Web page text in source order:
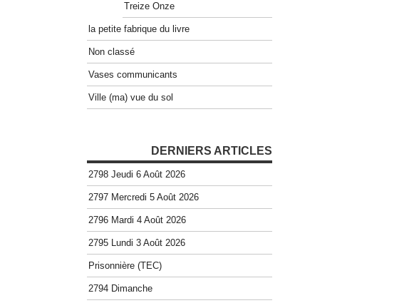
Treize Onze
la petite fabrique du livre
Non classé
Vases communicants
Ville (ma) vue du sol
DERNIERS ARTICLES
2798 Jeudi 6 Août 2026
2797 Mercredi 5 Août 2026
2796 Mardi 4 Août 2026
2795 Lundi 3 Août 2026
Prisonnière (TEC)
2794 Dimanche